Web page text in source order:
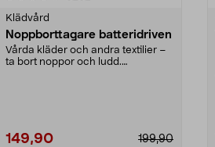
Klädvård
Noppborttagare batteridriven
Vårda kläder och andra textilier –
ta bort noppor och ludd.
199,90
149,90